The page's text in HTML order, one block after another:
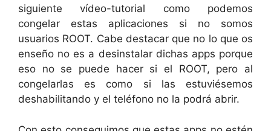
siguiente vídeo-tutorial como podemos
congelar estas aplicaciones si no somos
usuarios ROOT. Cabe destacar que no lo que os
enseño no es a desinstalar dichas apps porque
eso no se puede hacer si el ROOT, pero al
congelarlas es como si las estuviésemos
deshabilitando y el teléfono no la podrá abrir.